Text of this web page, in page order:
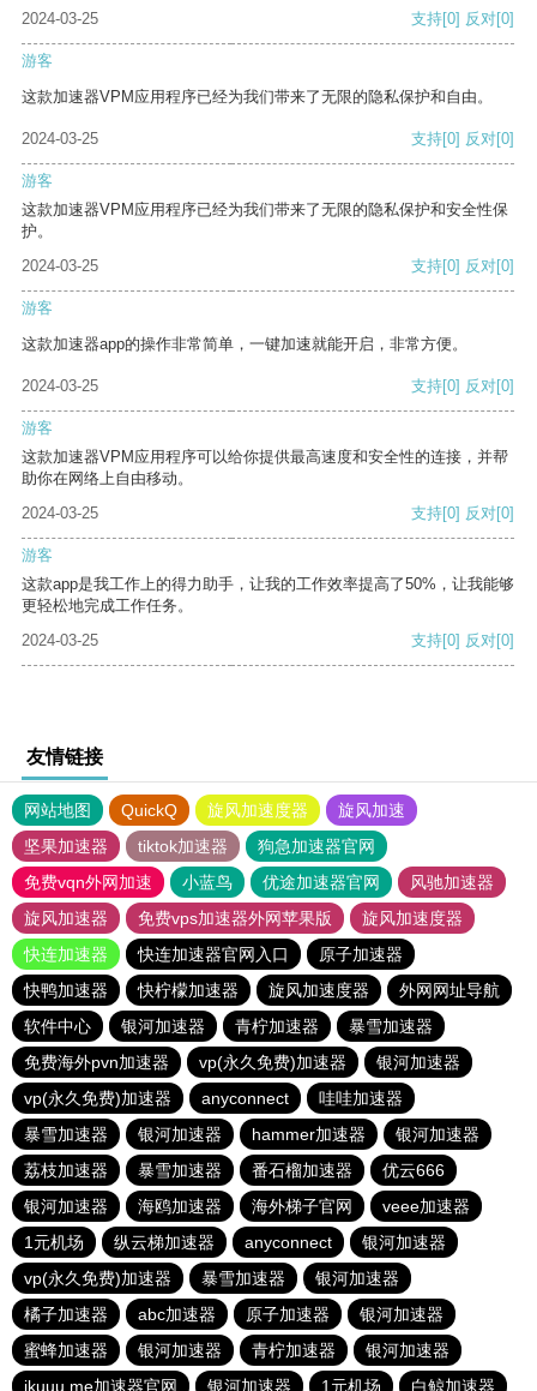
2024-03-25
支持[0] 反对[0]
游客
这款加速器VPM应用程序已经为我们带来了无限的隐私保护和自由。
2024-03-25 支持[0] 反对[0]
游客
这款加速器VPM应用程序已经为我们带来了无限的隐私保护和安全性保
护。
2024-03-25
支持[0] 反对[0]
游客
这款加速器app的操作非常简单，一键加速就能开启，非常方便。
2024-03-25 支持[0] 反对[0]
游客
这款加速器VPM应用程序可以给你提供最高速度和安全性的连接，并帮
助你在网络上自由移动。
2024-03-25
支持[0] 反对[0]
游客
这款app是我工作上的得力助手，让我的工作效率提高了50%，让我能够
更轻松地完成工作任务。
2024-03-25
支持[0] 反对[0]
友情链接
网站地图 QuickQ 旋风加速度器
旋风加速
坚果加速器
tiktok加速器
狗急加速器官网
免费vqn外网加速
小蓝鸟 优途加速器官网
风驰加速器
旋风加速器
免费vps加速器外网苹果版
旋风加速度器
快连加速器
快连加速器官网入口
原子加速器
快鸭加速器
快柠檬加速器 旋风加速度器
外网网址导航
软件中心
银河加速器 青柠加速器
暴雪加速器
免费海外pvn加速器
vp(永久免费)加速器
银河加速器
vp(永久免费)加速器
anyconnect
哇哇加速器
暴雪加速器
银河加速器 hammer加速器
银河加速器
荔枝加速器
暴雪加速器 番石榴加速器
优云666
银河加速器
海鸥加速器 海外梯子官网
veee加速器
1元机场
纵云梯加速器 anyconnect
银河加速器
vp(永久免费)加速器
暴雪加速器
银河加速器
橘子加速器
abc加速器 原子加速器
银河加速器
蜜蜂加速器
银河加速器 青柠加速器
银河加速器
ikuuu.me加速器官网
银河加速器 1元机场 白鲸加速器